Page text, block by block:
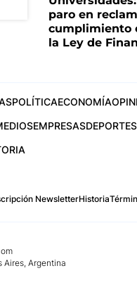
paro en
cumplimiento
la Ley de
POLÍTICAECONOMÍA
EMPRESASDEPORTES
NewsletterHistoria
Aires, Argentina